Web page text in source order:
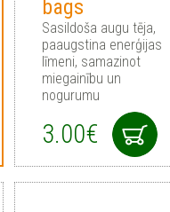
bags
Sasildoša augu tēja,
paaugstina enerģijas
līmeni, samazinot
miegainību un
nogurumu
3.00€